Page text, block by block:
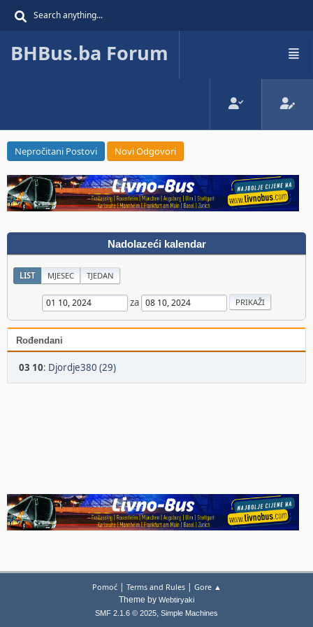
BHBus.ba Forum
Nepročitani Postovi Novi Odgovori
Nadolazeći kalendar
LIST MJESEC TJEDAN
za
Rođendani
03 10: Djordje380 (29)
Pomoć| Terms and Rules| Gore ▲
Theme by Webtiryaki
SMF 2.1.6 © 2025, Simple Machines